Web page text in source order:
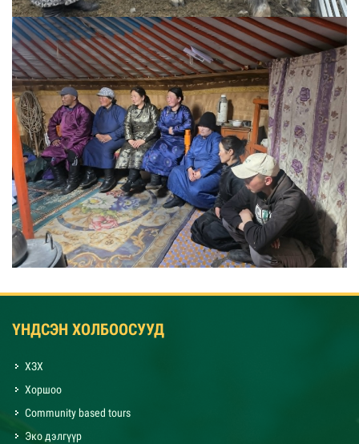
ҮНДСЭН ХОЛБООСУУД
ХЗХ
Хоршоо
Community based tours
Эко дэлгүүр